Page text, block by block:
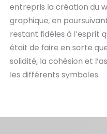
entrepris la création du
graphique, en
restant fidèles à l’esprit
était de faire en sorte
solidité, la cohésion et
les différents symboles.